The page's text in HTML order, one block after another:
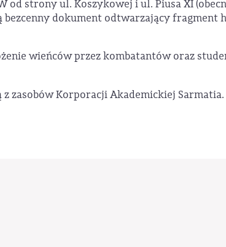
strony ul. Koszykowej i ul. Piusa XI
bezcenny dokument odtwarzający
wieńców przez kombatantów oraz
zasobów Korporacji Akademickiej Sarmatia.